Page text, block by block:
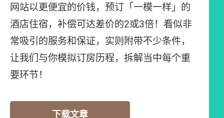
网站以更便宜的价钱，预订「一模一样」的
酒店住宿，补偿可达差价的2或3倍！看似非
常吸引的服务和保证，实则附带不少条件，
让我们与你模拟订房历程，拆解当中每个重
要环节！
下载文章